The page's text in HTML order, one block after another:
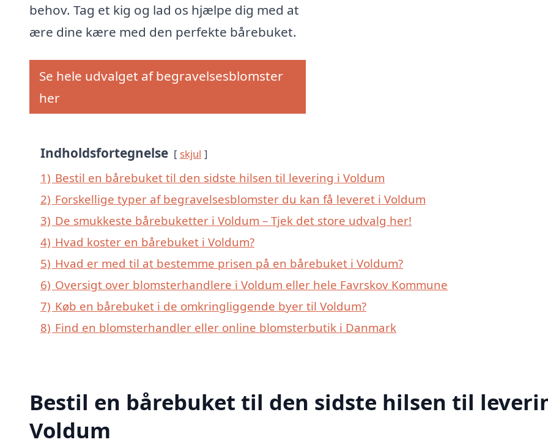
behov. Tag et kig og lad os hjælpe dig med at
ære dine kære med den perfekte bårebuket.
Se hele udvalget af begravelsesblomster
her
Indholdsfortegnelse skjul
1) Bestil en bårebuket til den sidste hilsen til levering i Voldum
2) Forskellige typer af begravelsesblomster du kan få leveret i Voldum
3) De smukkeste bårebuketter i Voldum – Tjek det store udvalg her!
4) Hvad koster en bårebuket i Voldum?
5) Hvad er med til at bestemme prisen på en bårebuket i Voldum?
6) Oversigt over blomsterhandlere i Voldum eller hele Favrskov Kommune
7) Køb en bårebuket i de omkringliggende byer til Voldum?
8) Find en blomsterhandler eller online blomsterbutik i Danmark
Bestil en bårebuket til den sidste hilsen til
Voldum